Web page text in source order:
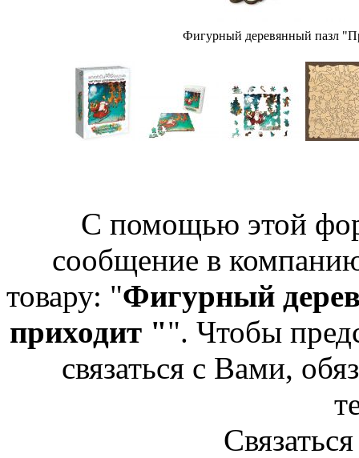
Фигурный деревянный пазл
С помощью этой
сообщение в
товару: "Фигурный
приходит "". Чтобы
связаться с Вами,